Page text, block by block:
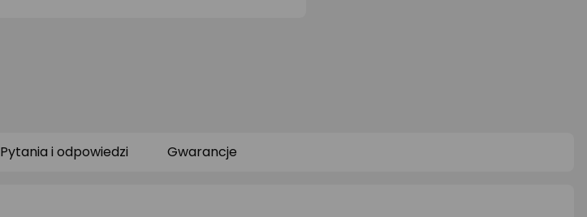
Pytania i odpowiedzi Gwarancje